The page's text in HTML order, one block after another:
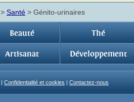
> Santé > Génito-urinaires
Beauté Thé
Artisanat Développement
| Confidentialité et cookies | Contactez-nous